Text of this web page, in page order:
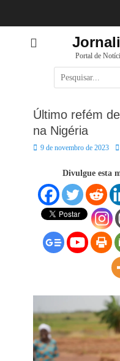
Portal de
Pesquisar
por:
Último refém
na Nigéria
Posted
9 de novembro de 2023
Divulgue esta